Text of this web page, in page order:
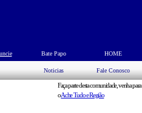
Bate Papo HOME
Noticias Fale Conosco
Faça parte desta comunidade, venha para
oAche Tudo e Região